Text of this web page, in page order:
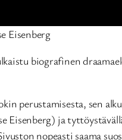
Eisenberg
biografinen
perustamisesta, sen
Eisenberg) ja
nopeasti saama